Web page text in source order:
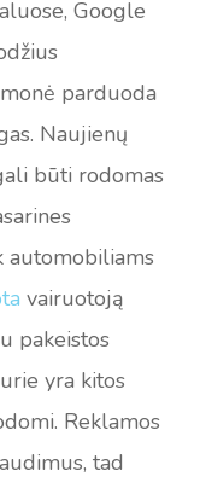
Google
parduoda
Naujienų
būti rodomas
automobiliams
vairuotoją
pakeistos
yra kitos
Reklamos
tad